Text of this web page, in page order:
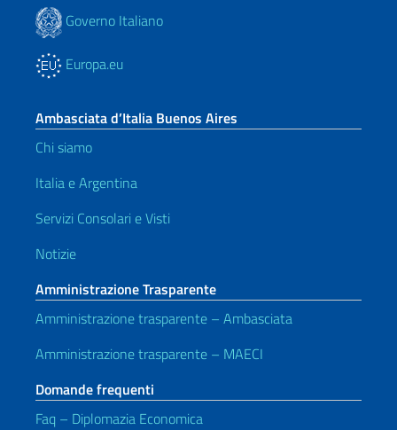
Governo Italiano
Europa.eu
Ambasciata d’Italia Buenos Aires
Chi siamo
Italia e Argentina
Servizi Consolari e Visti
Notizie
Amministrazione Trasparente
Amministrazione trasparente – Ambasciata
Amministrazione trasparente – MAECI
Domande frequenti
Faq – Diplomazia Economica